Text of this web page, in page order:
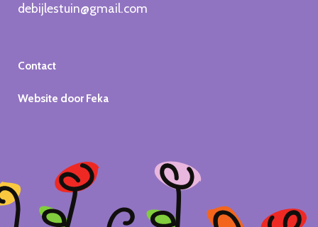
debijlestuin@gmail.com
Contact
Website door Feka